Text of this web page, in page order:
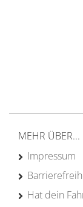
MEHR ÜBER...
Impressum
Hat dein